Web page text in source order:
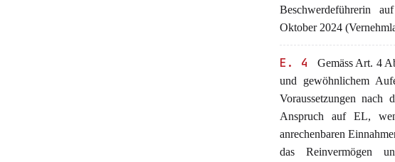
Beschwerdeführerin
Oktober 2024
E. 4
Gemäss Art. 4
und gewöhnlichem
Voraussetzungen
Anspruch auf EL,
anrechenbaren
das Reinvermögen